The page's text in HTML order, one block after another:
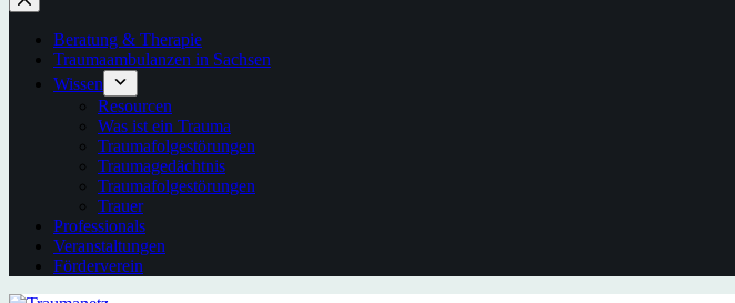
Beratung & Therapie
Traumaambulanzen in Sachsen
Wissen
Resourcen
Was ist ein Trauma
Traumafolgestörungen
Traumagedächtnis
Traumafolgestörungen
Trauer
Professionals
Veranstaltungen
Förderverein